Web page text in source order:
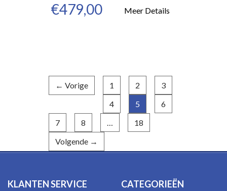
€479,00 Meer Details
← Vorige 1 2
3
4
5
6
7
8 …
18
Volgende →
KLANTEN SERVICE CATEGORIEËN